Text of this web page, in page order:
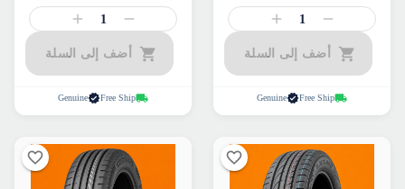
1
أضف إلى السلة
Free Ship
Genuine
1
أضف إلى السلة
Free Ship
Genuine